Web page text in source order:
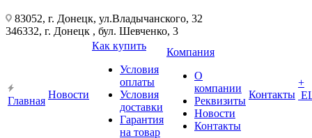
83052, г. Донецк, ул.Владычанского, 32
346332, г. Донецк , бул. Шевченко, 3
Главная
Новости
Как купить
Условия
оплаты
Условия
доставки
Гарантия
на товар
Компания
О
компании
Реквизиты
Новости
Контакты
Контакты
+